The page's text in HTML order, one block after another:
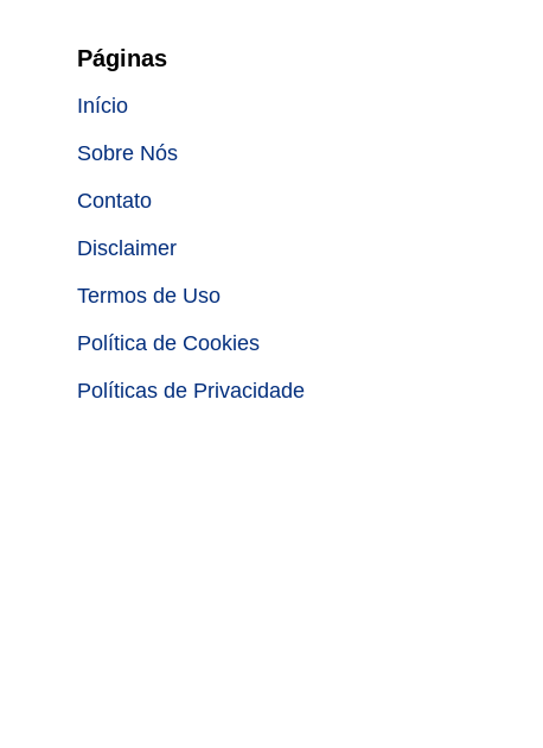
Páginas
Início
Sobre Nós
Contato
Disclaimer
Termos de Uso
Política de Cookies
Políticas de Privacidade